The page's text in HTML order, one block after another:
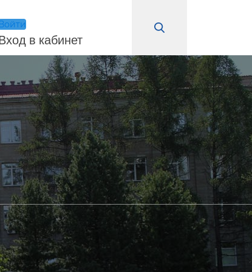
в кабинет
Войти
Запомнить меня